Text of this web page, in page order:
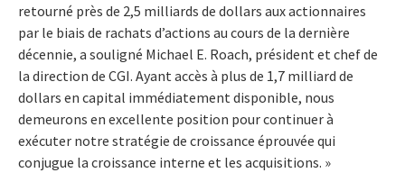
retourné près de 2,5 milliards de dollars aux actionnaires
par le biais de rachats d’actions au cours de la dernière
décennie, a souligné Michael E. Roach, président et chef de
la direction de CGI. Ayant accès à plus de 1,7 milliard de
dollars en capital immédiatement disponible, nous
demeurons en excellente position pour continuer à
exécuter notre stratégie de croissance éprouvée qui
conjugue la croissance interne et les acquisitions. »